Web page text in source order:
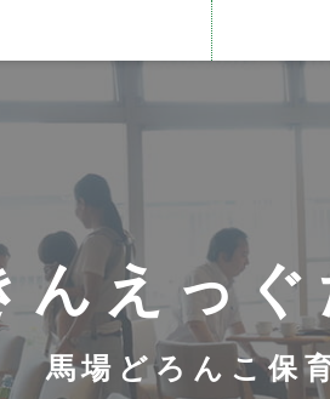
んえっ
馬場どろんこ保